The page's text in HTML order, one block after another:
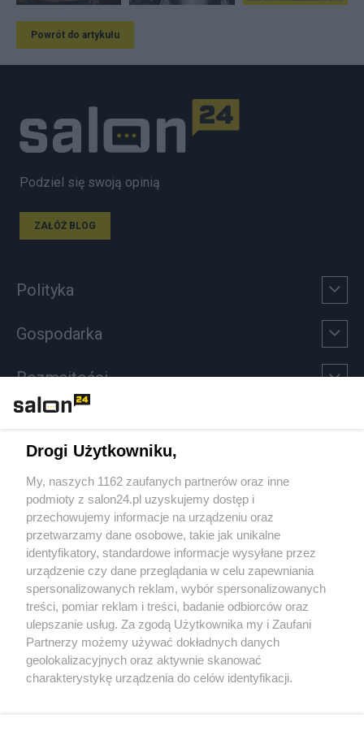
Powrót do artykułu
Podziel się swoją opinią
ZAŁÓŻ BLOG
Polityka
Gospodarka
Rozmaitości
Sport
Społeczeństwo
Kultura
X Facebook Instagram Youtube
Drogi Użytkowniku,
My, naszych 1162 zaufanych partnerów oraz inne
podmioty z salon24.pl uzyskujemy dostęp i
przechowujemy informacje na urządzeniu oraz
przetwarzamy dane osobowe, takie jak unikalne
identyfikatory, standardowe informacje wysyłane przez
urządzenie czy dane przeglądania w celu zapewniania
spersonalizowanych reklam, wybór spersonalizowanych
treści, pomiar reklam i treści, badanie odbiorców oraz
ulepszanie usług. Za zgodą Użytkownika my i Zaufani
Partnerzy możemy używać dokładnych danych
geolokalizacyjnych oraz aktywnie skanować
charakterystykę urządzenia do celów identyfikacji.